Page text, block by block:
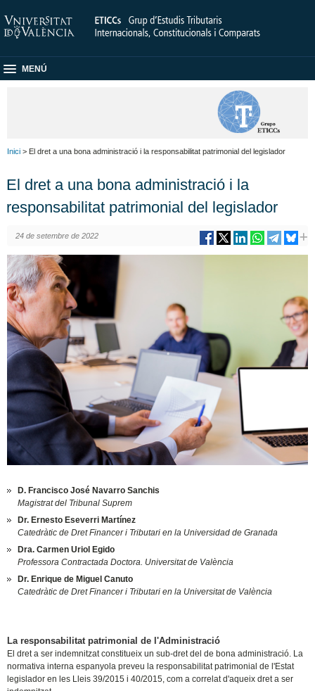
MENÚ
Inici > El dret a una bona administració i la responsabilitat patrimonial del legislador
El dret a una bona administració i la
responsabilitat patrimonial del legislador
24 de setembre de 2022
D. Francisco José Navarro Sanchis
Magistrat del Tribunal Suprem
Dr. Ernesto Eseverri Martínez
Catedràtic de Dret Financer i Tributari en la Universidad de Granada
Dra. Carmen Uriol Egido
Professora Contractada Doctora. Universitat de València
Dr. Enrique de Miguel Canuto
Catedràtic de Dret Financer i Tributari en la Universitat de València
La responsabilitat patrimonial de l'Administració
El dret a ser indemnitzat constitueix un sub-dret del de bona administració. La
normativa interna espanyola preveu la responsabilitat patrimonial de l'Estat
legislador en les Lleis 39/2015 i 40/2015, com a correlat d'aqueix dret a ser